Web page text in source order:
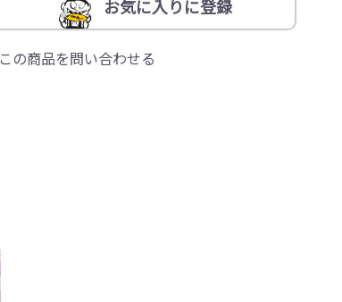
お気に入りに登録
この商品を問い合わせる